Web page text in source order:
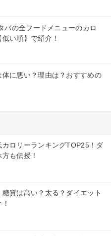
バの全フードメニューのカロ
い順】で紹介！
体に悪い？理由は？おすすめの
カロリーランキングTOP25！ダ
も伝授！
質は高い？太る？ダイエット